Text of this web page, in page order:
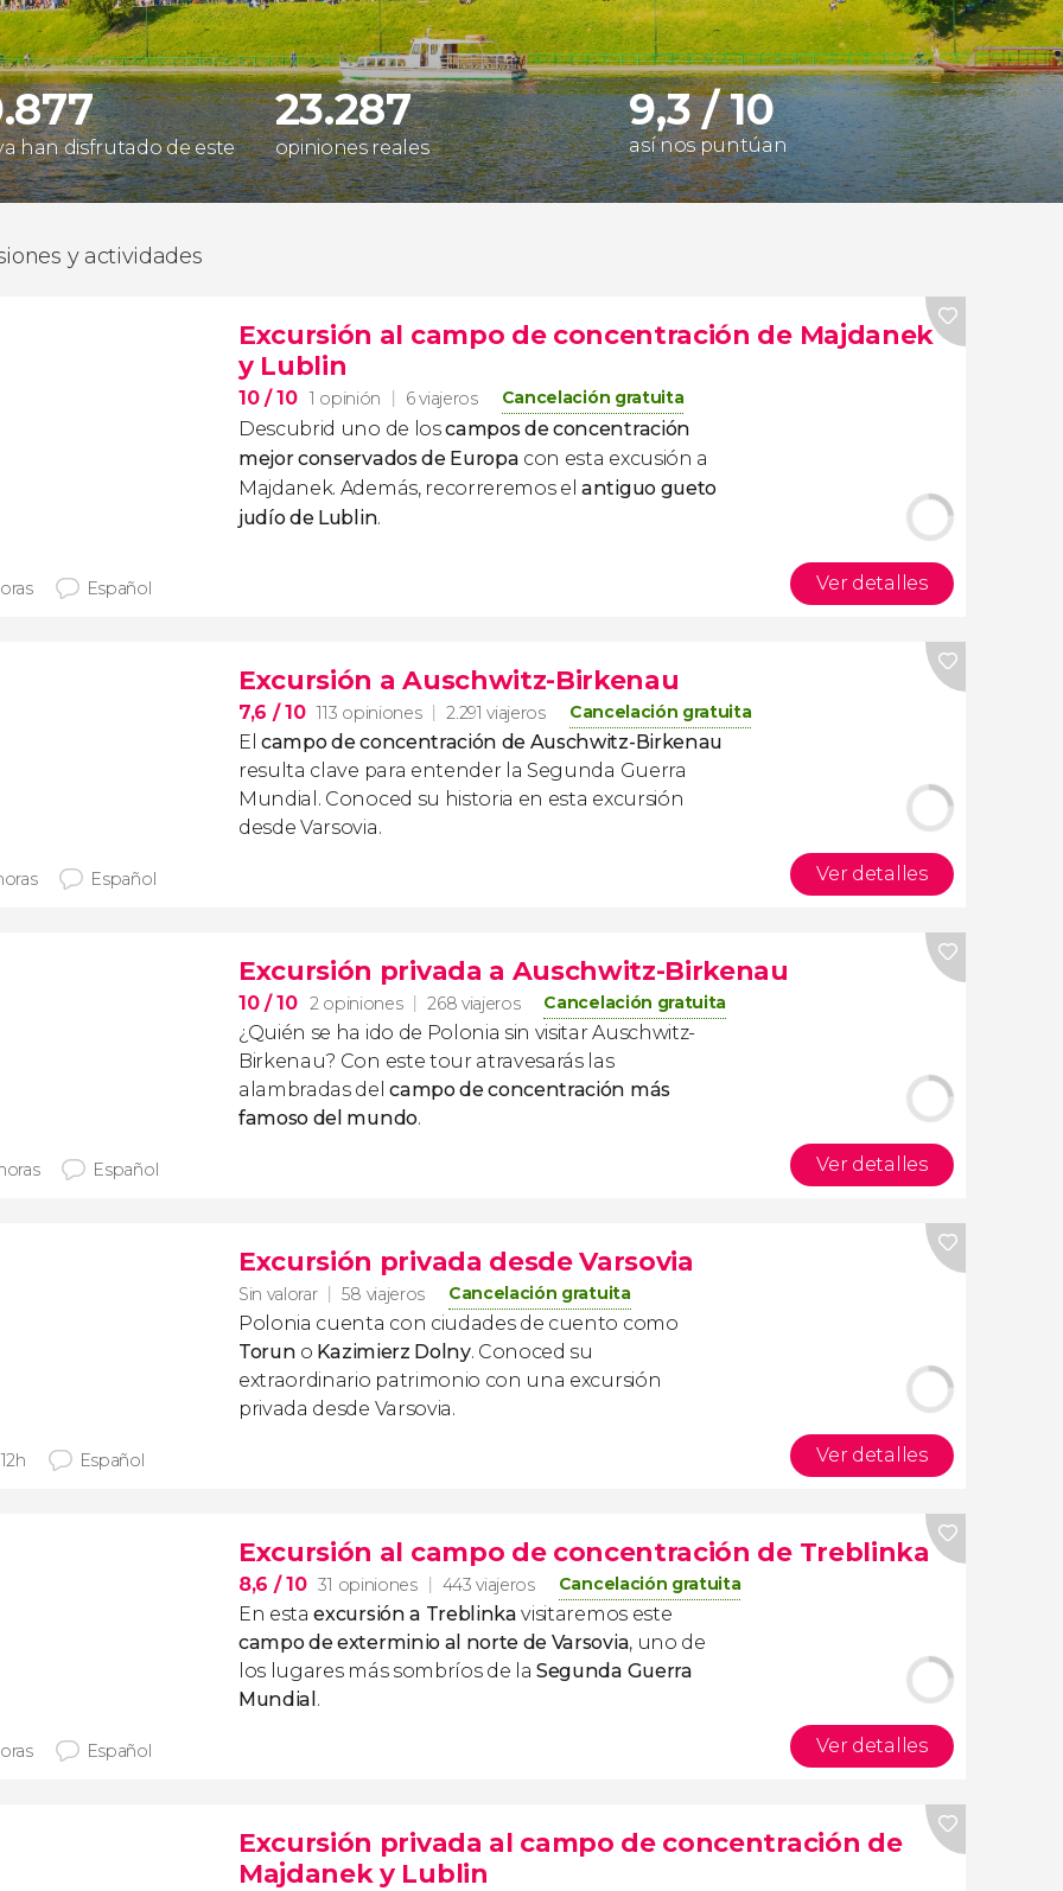
han disfrutado de este
23.287
opiniones reales
9,3 / 10
así nos puntúan
y actividades
Excursión al campo de concentración de Majdanek
y Lublin
10/ 10 1 opinión 6 viajeros Cancelación gratuita
Descubrid uno de loscampos de concentración
mejor conservados de Europa con esta excusión a
Majdanek. Además, recorreremos elantiguo gueto
judío de Lublin.
Español Ver detalles
Excursión a Auschwitz-Birkenau
7,6 / 10 113 opiniones 2.291 viajeros Cancelación gratuita
Elcampo de concentración de Auschwitz-Birkenau
resulta clave para entender la Segunda Guerra
Mundial. Conoced su historia en esta excursión
desde Varsovia.
Español Ver detalles
Excursión privada a Auschwitz-Birkenau
10/ 10 2 opiniones 268 viajeros Cancelación gratuita
¿Quién se ha ido de Polonia sin visitar Auschwitz-
Birkenau? Con este tour atravesarás las
alambradas delcampo de concentración más
famoso del mundo.
Español Ver detalles
Excursión privada desde Varsovia
Sin valorar 58 viajeros Cancelación gratuita
Polonia cuenta con ciudades de cuento como
Torun o Kazimierz Dolny. Conoced su
extraordinario patrimonio con una excursión
privada desde Varsovia.
Español Ver detalles
Excursión al campo de concentración de Treblinka
8,6 / 10 31 opiniones 443 viajeros Cancelación gratuita
En estaexcursión a Treblinka visitaremos este
campo de exterminio al norte de Varsovia, uno de
los lugares más sombríos de laSegunda Guerra
Mundial .
Español Ver detalles
Excursión privada al campo de concentración de
Majdanek y Lublin